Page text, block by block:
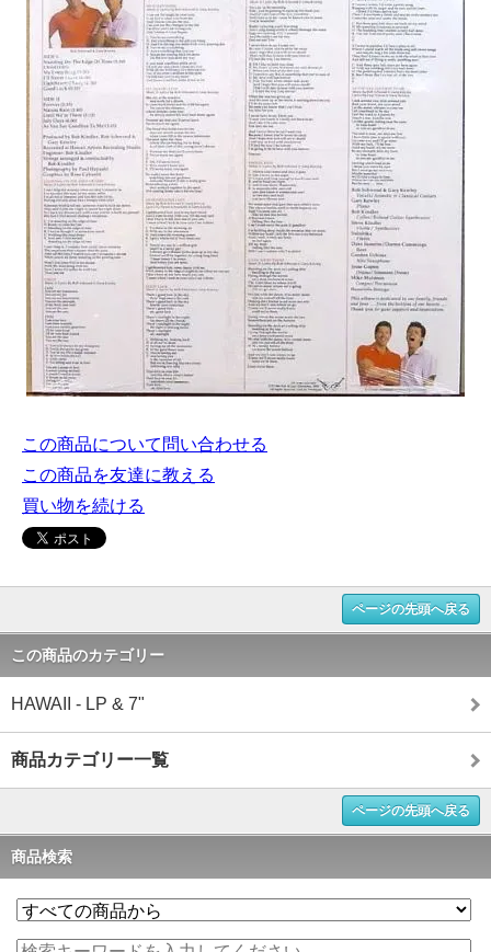
この商品について問い合わせる
この商品を友達に教える
買い物を続ける
ページの先頭へ戻る
この商品のカテゴリー
HAWAII - LP & 7"
商品カテゴリー一覧
ページの先頭へ戻る
商品検索